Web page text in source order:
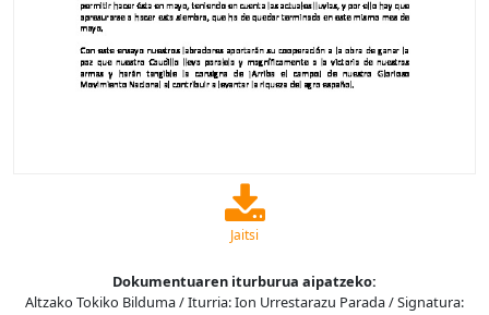
Jaitsi
Dokumentuaren iturburua aipatzeko:
Altzako Tokiko Bilduma / Iturria: Ion Urrestarazu Parada / Signatura: